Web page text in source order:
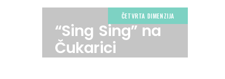
ČETVRTA DIMENZIJA
“Sing Sing” na
Čukarici